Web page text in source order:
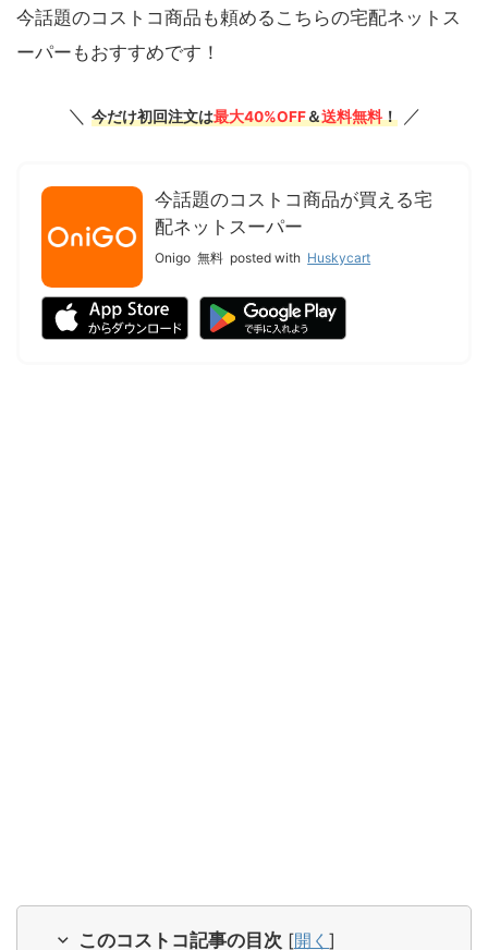
今話題のコストコ商品も頼めるこちらの宅配ネットス
ーパーもおすすめです！
＼ 今だけ初回注文は最大40%OFF＆送料無料！／
今話題のコストコ商品が買える宅
配ネットスーパー
Onigo 無料 posted with Huskycart
このコストコ記事の目次 [開く ]